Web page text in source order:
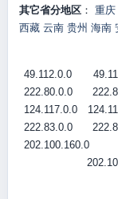
其它省分地区： 重庆
西藏 云南 贵州 海南
49.112.0.0
222.80.0.0
124.117.0.0
222.83.0.0
202.100.160.0